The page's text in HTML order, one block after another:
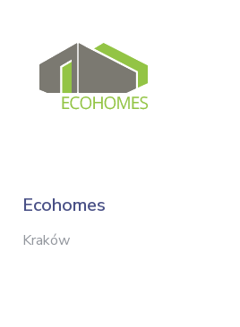
Ecohomes
Kraków